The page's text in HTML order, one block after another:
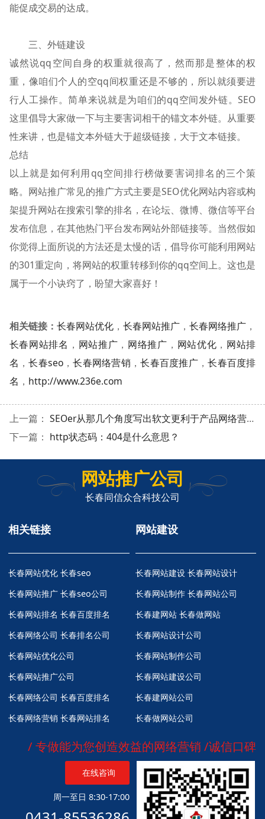
能促成交易的达成。
三、外链建设
诚然说qq空间自身的权重就很高了，然而那是整体的权
重，像咱们个人的空qq间权重还是不够的，所以就须要进
行人工操作。简单来说就是为咱们的qq空间发外链。SEO
这里倡导大家做一下与主要害词相干的锚文本外链。从重要
性来讲，也是锚文本外链大于超级链接，大于文本链接。
总结
以上就是如何利用qq空间排行榜做要害词排名的三个策
略。网站推广常见的推广方式主要是SEO优化网站内容或构
架提升网站在搜索引擎的排名，在论坛、微博、微信等平台
发布信息，在其他热门平台发布网站外部链接等。当然假如
你觉得上面所说的方法还是太慢的话，倡导你可能利用网站
的301重定向，将网站的权重转移到你的qq空间上。这也是
属于一个小诀窍了，盼望大家喜好！
相关链接： 长春网站优化，长春网站推广 ，长春网络推广 ，
长春网站排名 ， 网站推广 ， 网络推广 ， 网站优化 ， 网站排
名 ，长春seo，长春网络营销 ，长春百度推广，长春百度排
名 ， http://www.236e.com
上一篇： SEOer从那几个角度写出软文更利于产品网络营销
下一篇： http状态码：404是什么意思？
网站推广公司
长春同信众合科技公司
相关链接
长春网站优化 长春seo
长春网站推广 长春seo公司
长春网站排名 长春百度排名
长春网络公司 长春排名公司
长春网站优化公司
长春网站推广公司
长春网络公司 长春百度排名
长春网络营销 长春网站排名
网站建设
长春网站建设 长春网站设计
长春网站制作 长春网站公司
长春建网站 长春做网站
长春网站设计公司
长春网站制作公司
长春网站建设公司
长春建网站公司
长春做网站公司
/ 专做能为您创造效益的网络营销 /诚信口碑
在线咨询
周一至日 8:30-17:00